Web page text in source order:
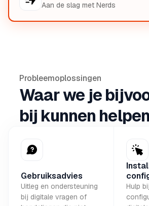
Aan de slag met Nerds
Probleemoplossingen
Waar we je
bij kunnen
Gebruiksadvies
Uitleg en ondersteuning
bij digitale vragen of
Hulp